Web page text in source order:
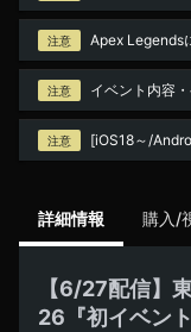
注意 Apex Legends
注意 イベント内容
注意 [iOS18～/
詳細情報 購入/
【6/27配信】
26『初イベン